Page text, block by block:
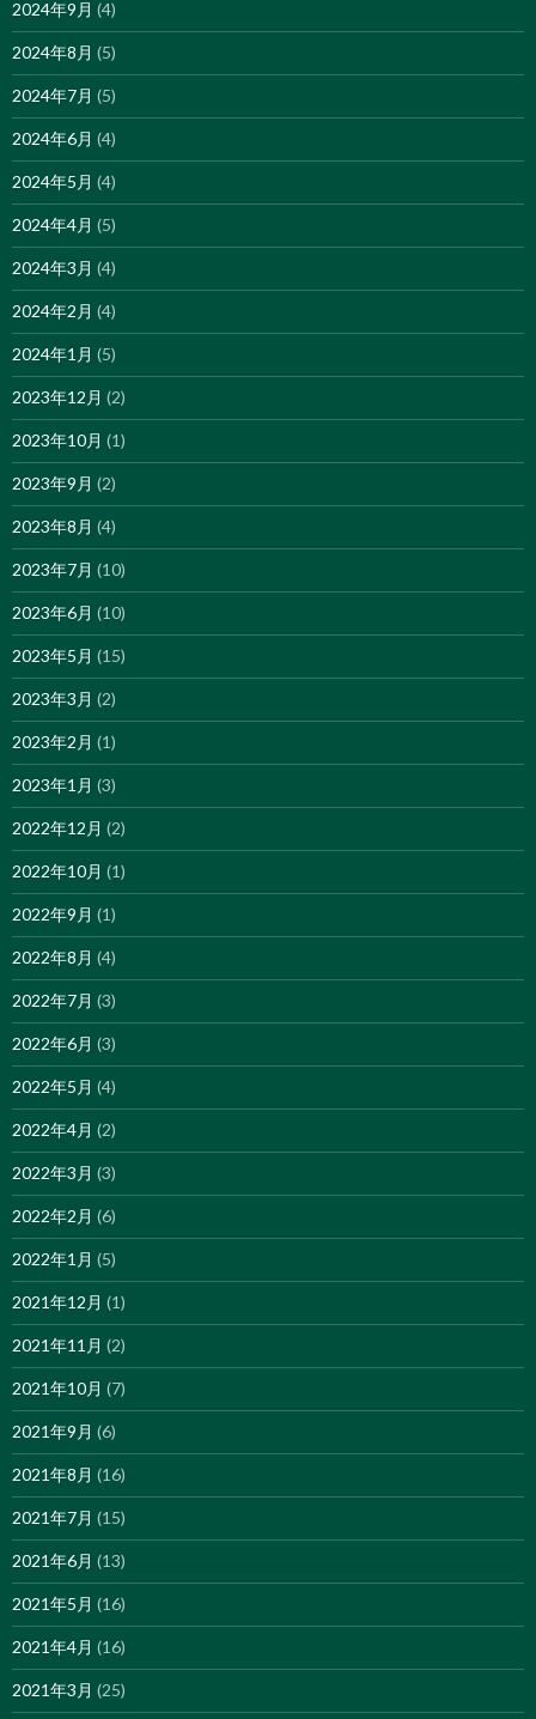
2024年9月 (4)
2024年8月 (5)
2024年7月 (5)
2024年6月 (4)
2024年5月 (4)
2024年4月 (5)
2024年3月 (4)
2024年2月 (4)
2024年1月 (5)
2023年12月 (2)
2023年10月 (1)
2023年9月 (2)
2023年8月 (4)
2023年7月 (10)
2023年6月 (10)
2023年5月 (15)
2023年3月 (2)
2023年2月 (1)
2023年1月 (3)
2022年12月 (2)
2022年10月 (1)
2022年9月 (1)
2022年8月 (4)
2022年7月 (3)
2022年6月 (3)
2022年5月 (4)
2022年4月 (2)
2022年3月 (3)
2022年2月 (6)
2022年1月 (5)
2021年12月 (1)
2021年11月 (2)
2021年10月 (7)
2021年9月 (6)
2021年8月 (16)
2021年7月 (15)
2021年6月 (13)
2021年5月 (16)
2021年4月 (16)
2021年3月 (25)